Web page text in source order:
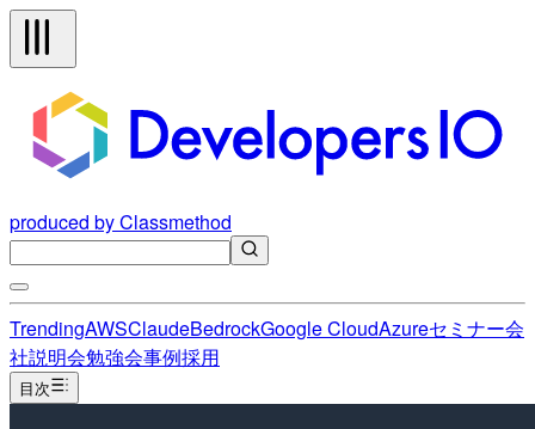
produced by Classmethod
TrendingAWSClaudeBedrockGoogle CloudAzureセミナー会
社説明会勉強会事例採用
目次